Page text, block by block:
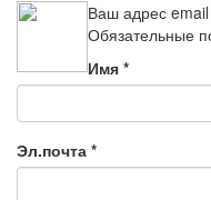
Ваш адрес email
Обязательные
Имя *
Эл.почта *